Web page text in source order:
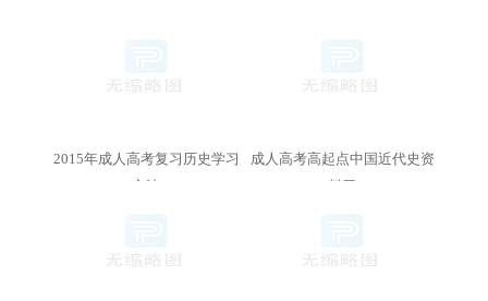
2015年成人高考复习历史学习
方法
成人高考高起点中国近代史资
料四